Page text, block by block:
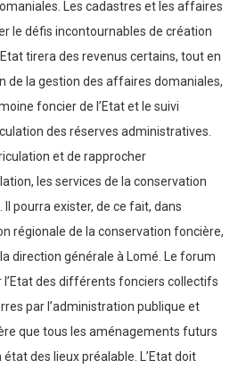
Les cadastres et les affaires
le défis incontournables de création
tirera des revenus certains, tout en
de la gestion des affaires domaniales,
foncier de l’Etat et le suivi
des réserves administratives.
et de rapprocher
les services de la conservation
pourra exister, de ce fait, dans
régionale de la conservation foncière,
direction générale à Lomé. Le forum
des différents fonciers collectifs
par l’administration publique et
que tous les aménagements futurs
des lieux préalable. L’Etat doit